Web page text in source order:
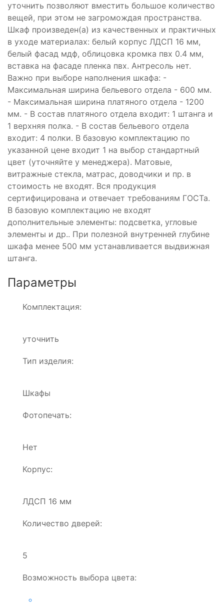
уточнить позволяют вместить большое количество
вещей, при этом не загромождая пространства.
Шкаф произведен(а) из качественных и практичных
в уходе материалах: белый корпус ЛДСП 16 мм,
белый фасад мдф, облицовка кромка пвх 0.4 мм,
вставка на фасаде пленка пвх. Антресоль нет.
Важно при выборе наполнения шкафа: -
Максимальная ширина бельевого отдела - 600 мм.
- Максимальная ширина платяного отдела - 1200
мм. - В состав платяного отдела входит: 1 штанга и
1 верхняя полка. - В состав бельевого отдела
входит: 4 полки. В базовую комплектацию по
указанной цене входит 1 на выбор стандартный
цвет (уточняйте у менеджера). Матовые,
витражные стекла, матрас, доводчики и пр. в
стоимость не входят. Вся продукция
сертифицирована и отвечает требованиям ГОСТа.
В базовую комплектацию не входят
дополнительные элементы: подсветка, угловые
элементы и др.. При полезной внутренней глубине
шкафа менее 500 мм устанавливается выдвижная
штанга.
Параметры
Комплектация:
уточнить
Тип изделия:
Шкафы
Фотопечать:
Нет
Корпус:
ЛДСП 16 мм
Количество дверей:
5
Возможность выбора цвета: